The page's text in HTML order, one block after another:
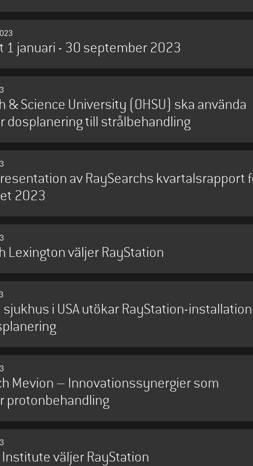
1 januari - 30 september 2023
& Science University (OHSU) ska använda
dosplanering till strålbehandling
av RaySearchs kvartalsrapport
2023
Lexington väljer RayStation
i USA utökar RayStation-
Mevion – Innovationssynergier som
protonbehandling
Institute väljer RayStation